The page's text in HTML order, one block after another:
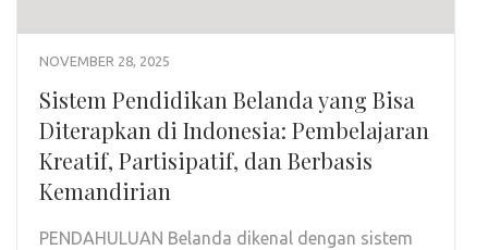
NOVEMBER 28, 2025
Sistem Pendidikan Belanda yang Bisa
Diterapkan di Indonesia: Pembelajaran
Kreatif, Partisipatif, dan Berbasis
Kemandirian
PENDAHULUAN Belanda dikenal dengan sistem